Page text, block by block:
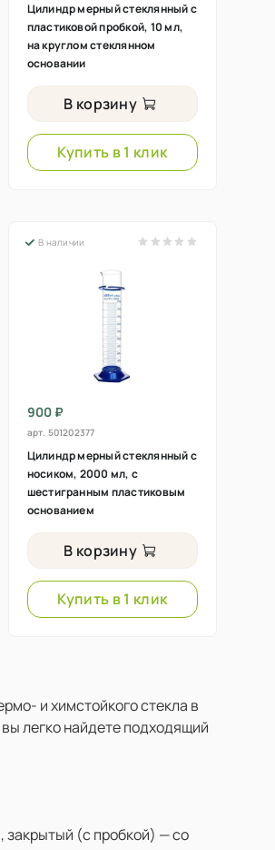
Цилиндр мерный стеклянный с
пластиковой пробкой, 10 мл,
на круглом стеклянном
основании
В корзину
Купить в 1 клик
В наличии
900 ₽
арт. 501202377
Цилиндр мерный стеклянный с
носиком, 2000 мл, с
шестигранным пластиковым
основанием
В корзину
Купить в 1 клик
и химстойкого стекла в
легко найдете подходящий
закрытый (с пробкой) — со